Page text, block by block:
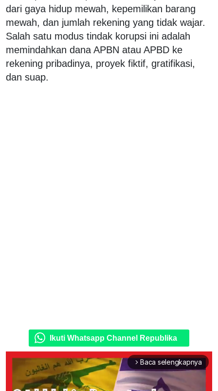
dari gaya hidup mewah, kepemilikan barang
mewah, dan jumlah rekening yang tidak wajar.
Salah satu modus tindak korupsi ini adalah
memindahkan dana APBN atau APBD ke
rekening pribadinya, proyek fiktif, gratifikasi,
dan suap.
Ikuti Whatsapp Channel Republika
arrow_forward_ios Baca selengkapnya